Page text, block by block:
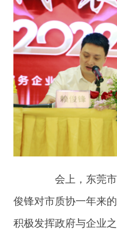
会上，东莞市市
俊锋对市质协一年来
积极发挥政府与企业